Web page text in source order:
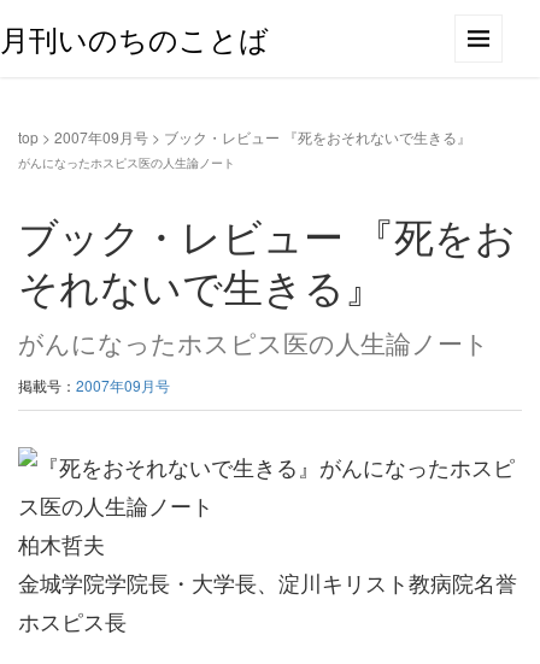
月刊いのちのことば
top > 2007年09月号 > ブック・レビュー 『死をおそれないで生きる』
がんになったホスピス医の人生論ノート
ブック・レビュー 『死をお
それないで生きる』
がんになったホスピス医の人生論ノート
掲載号： 2007年09月号
柏木哲夫
金城学院学院長・大学長、淀川キリスト教病院名誉
ホスピス長